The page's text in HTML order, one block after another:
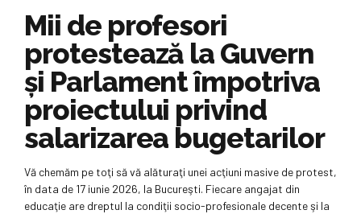
Mii de profesori
protestează la Guvern
și Parlament împotriva
proiectului privind
salarizarea bugetarilor
Vă chemăm pe toţi să vă alăturaţi unei acţiuni masive de protest,
în data de 17 iunie 2026, la Bucureşti. Fiecare angajat din
educaţie are dreptul la condiţii socio-profesionale decente şi la